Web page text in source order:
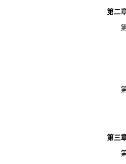
第二
第
一
二
三
第
一
二
第三
第